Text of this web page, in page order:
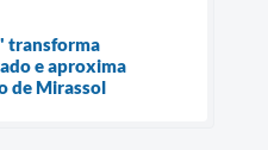
transforma
e aproxima
de Mirassol